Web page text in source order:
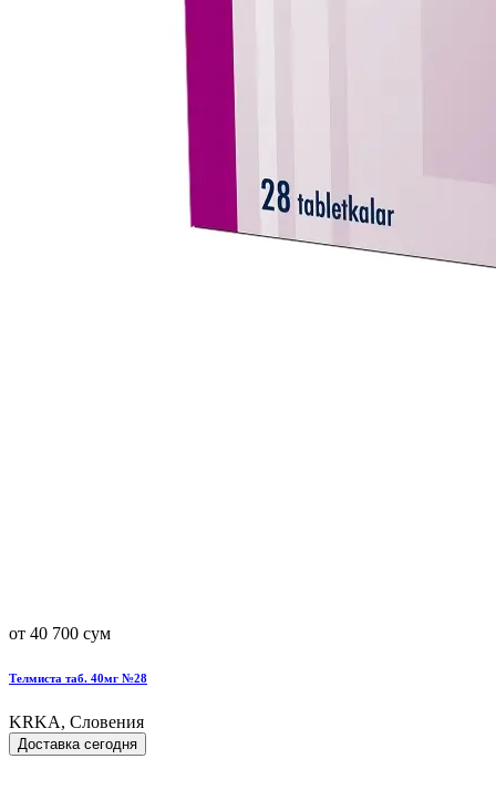
от 40 700 сум
Телмиста таб. 40мг №28
KRKA, Словения
Доставка сегодня